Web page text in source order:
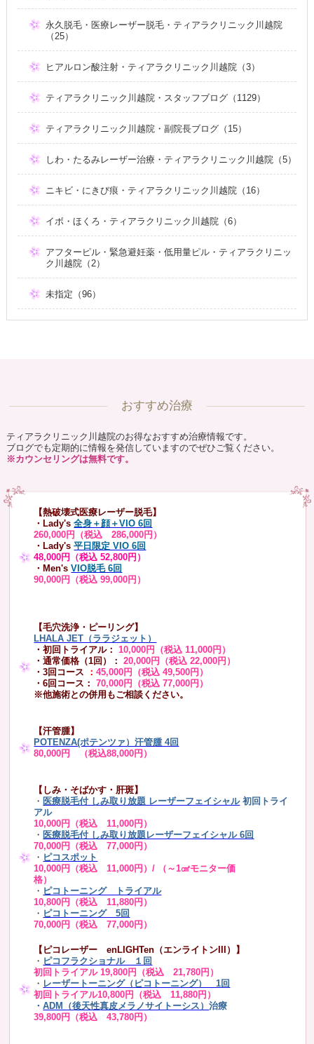
永久脱毛・医療レーザー脱毛・ティアラクリニック川越院
（25）
ヒアルロン酸注射・ティアラクリニック川越院（3）
ティアラクリニック川越院・スタッフブログ（1129）
ティアラクリニック川越院・副院長ブログ（15）
しわ・たるみレーザー治療・ティアラクリニック川越院（5）
ニキビ・にきび痕・ティアラクリニック川越院（16）
イボ・ほくろ・ティアラクリニック川越院（6）
アフターピル・緊急避妊薬・低用量ピル・ティアラクリニッ
ク川越院（2）
未指定（96）
おすすめ治療
ティアラクリニック川越院のお得なおすすめ治療情報です。
ブログでも定期的に情報を発信していますのでぜひご覧ください。
※カウンセリングは無料です。
【熱破壊式医療レーザー脱毛】
・Lady's 全身＋顔＋VIO 6回
260,000円（税込 286,000円）
・Lady's平日限定 VIO 6回
48,000円（税込 52,800円）
・Men's VIO脱毛 6回
90,000円（税込 99,000円）
【毛穴洗浄・ピーリング】
LHALA JET（ララジェット）
・初回トライアル：10,000円（税込 11,000円）
・通常価格（1回）：
20,000円（税込 22,000円）
・3回コース ：45,000円（税込 49,500円）
・6回コース：
70,000円（税込 77,000円）
※他施術との併用もご相談ください。
【汗管腫】
POTENZA(ポテンツァ）汗管腫 4回
80,000円 （税込88,000円）
【しみ・そばかす・肝斑】
・ 医療脱毛付 しみ取り放題 レーザーフェイシャル 初回トライ
アル
10,000円（税込 11,000円）
・ 医療脱毛付 しみ取り放題レーザーフェイシャル 6回
70,000円（税込 77,000円）
・ ピコスポット
10,000円（税込 11,000円）/ （～1㎠モニター価
格）
・ ピコトーニング トライアル
10,800円（税込 11,880円）
・ ピコトーニング 5回
70,000円（税込 77,000円）
【ピコレーザー enLIGHTen（エンライトンIII）】
・ ピコフラクショナル １回
初回トライアル 19,800円（税込 21,780円）
・ レーザートーニング（ピコトーニング） 1回
初回トライアル10,800円（税込 11,880円）
・ADM（後天性真皮メラノサイトーシス）治療
39,800円（税込 43,780円）